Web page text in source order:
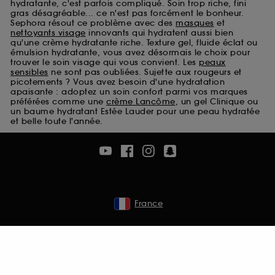
hydratante, c'est parfois compliqué. Soin trop riche, fini
gras désagréable... ce n'est pas forcément le bonheur.
Sephora résout ce problème avec des masques et
nettoyants visage innovants qui hydratent aussi bien
qu'une crème hydratante riche. Texture gel, fluide éclat ou
émulsion hydratante, vous avez désormais le choix pour
trouver le soin visage qui vous convient. Les peaux
sensibles ne sont pas oubliées. Sujette aux rougeurs et
picotements ? Vous avez besoin d'une hydratation
apaisante : adoptez un soin confort parmi vos marques
préférées comme une crème Lancôme, un gel Clinique ou
un baume hydratant Estée Lauder pour une peau hydratée
et belle toute l'année.
France
Cookies de sécurisation des paiements en ligne :
ils nous permettent de lutter notamment contre les
fraudes aux moyens de paiement et les
usurpations d’identité.
Cookies fonctionnels :il s’agit de cookies
permettant l’affichage et/ou la fourniture de
certaines fonctionnalités du site, tel que les
cookies d’authentification qui sont utilisés afin de
vous faire bénéficier de l’authentification
prolongée vous permettant d’accéder à votre
sans saisir à nouveau votre identifiant et mot de
A l'exception des cookies techniques, le dépôt et la
pouvez personnaliser vos choix concernant le dépôt